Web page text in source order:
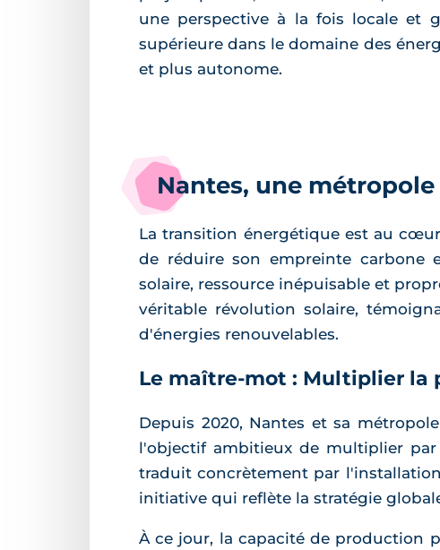
une perspective à la fois locale et
supérieure dans le domaine des
et plus autonome.
Nantes, une
La transition énergétique est au
de réduire son empreinte carbone
solaire, ressource inépuisable et
véritable révolution solaire,
d'énergies renouvelables.
Le maître-mot : Multiplier la
Depuis 2020, Nantes et sa
l'objectif ambitieux de multiplier par
traduit concrètement par
initiative qui reflète la stratégie
À ce jour, la capacité de production